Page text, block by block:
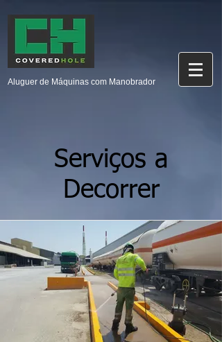
Aluguer de Máquinas com Manobrador
Serviços a
Decorrer